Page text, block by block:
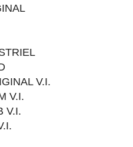
V.I.
V.I.
V.I.